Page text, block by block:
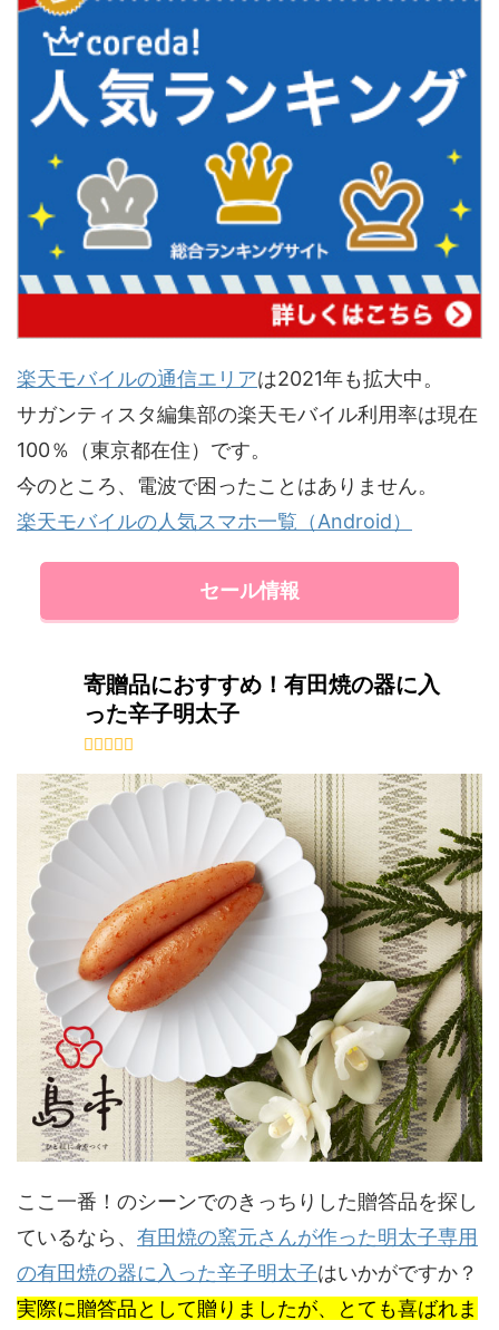
楽天モバイルの通信エリアは2021年も拡大中。
サガンティスタ編集部の楽天モバイル利用率は現在
100％（東京都在住）です。
今のところ、電波で困ったことはありません。
楽天モバイルの人気スマホ一覧（Android）
セール情報
寄贈品におすすめ！有田焼の器に入
った辛子明太子
ここ一番！のシーンでのきっちりした贈答品を探し
ているなら、 有田焼の窯元さんが作った明太子専用
の有田焼の器に入った辛子明太子はいかがですか？
実際に贈答品として贈りましたが、とても喜ばれま